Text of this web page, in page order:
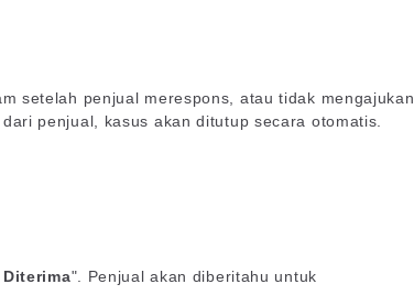
setelah penjual merespons, atau tidak mengajukan
penjual, kasus akan ditutup secara otomatis.
". Penjual akan diberitahu untuk